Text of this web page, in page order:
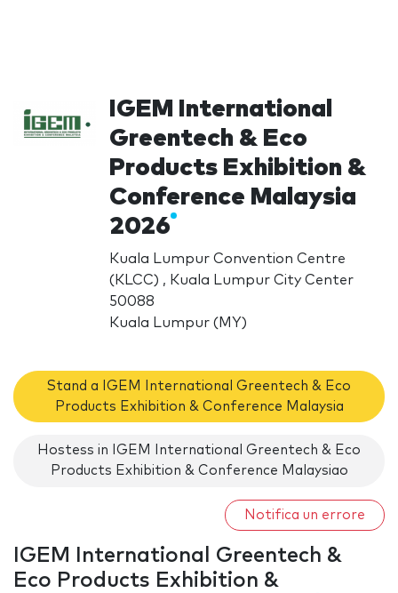
IGEM International
Greentech & Eco
Products Exhibition &
Conference Malaysia
2026
Kuala Lumpur Convention Centre
(KLCC) , Kuala Lumpur City Center
50088
Kuala Lumpur (MY)
Stand a IGEM International Greentech & Eco
Products Exhibition & Conference Malaysia
Hostess in IGEM International Greentech & Eco
Products Exhibition & Conference Malaysiao
Notifica un errore
IGEM International Greentech &
Eco Products Exhibition &